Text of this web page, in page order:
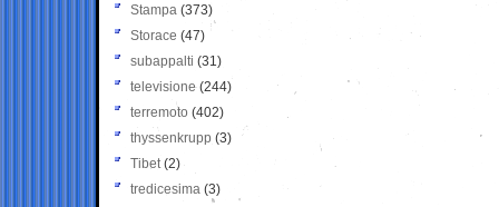
Stampa (373)
Storace (47)
subappalti (31)
televisione(244)
terremoto (402)
thyssenkrupp (3)
Tibet(2)
tredicesima (3)